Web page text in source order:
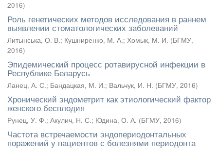
2016)
Роль генетических методов исследования в раннем
выявлении стоматологических заболеваний
Литынська, О. В.; Кушниренко, М. А.; Хомык, М. И. (БГМУ,
2016)
Эпидемический процесс ротавирусной инфекции в
Республике Беларусь
Ланец, А. С.; Бандацкая, М. И.; Вальчук, И. Н. (БГМУ, 2016)
Хронический эндометрит как этиологический фактор
женского бесплодия
Рунец, У. Ф.; Акулич, Н. С.; Юдина, О. А. (БГМУ, 2016)
Частота встречаемости эндопериодонтальных
поражений у пациентов с болезнями периодонта